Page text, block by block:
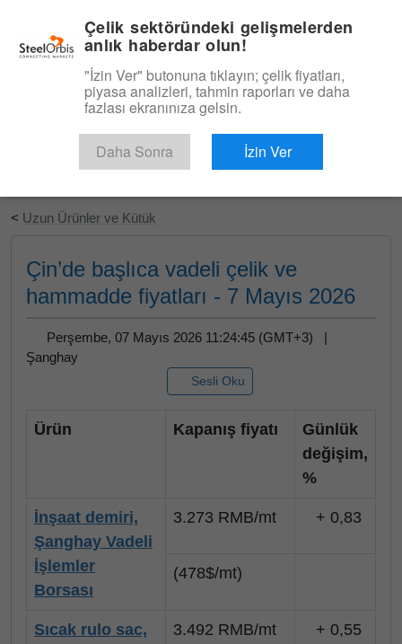
Ücretsiz Deneyin
< Uzun Ürünler ve Kütük
Çin’de başlıca vadeli çelik ve
hammadde fiyatları - 7 Mayıs 2026
Perşembe, 07 Mayıs 2026 11:24:45 (GMT+3) |
Şanghay
Sesli Oku
Ürün Kapanış fiyatı
Günlük
değişim,
%
İnşaat demiri,
Şanghay Vadeli
İşlemler
Borsası
3.273 RMB/mt + 0,83
(478$/mt)
Sıcak rulo sac,
3.492 RMB/mt + 0,55
Çelik sektöründeki gelişmelerden
anlık haberdar olun!
"İzin Ver" butonuna tıklayın; çelik fiyatları,
piyasa analizleri, tahmin raporları ve daha
fazlası ekranınıza gelsin.
Daha Sonra İzin Ver